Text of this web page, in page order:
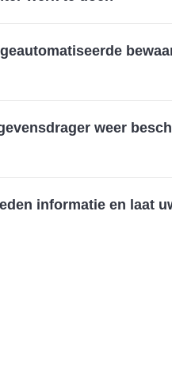
weer
informatie en laat